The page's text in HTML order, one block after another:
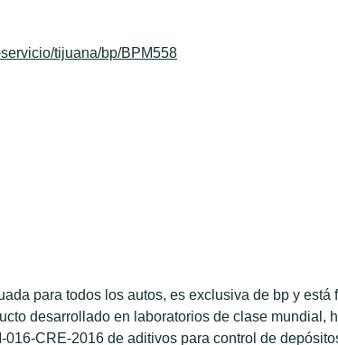
tijuana/bp/BPM558
para todos los autos, es exclusiva de bp y está
desarrollado en laboratorios de clase mundial,
CRE-2016 de aditivos para control de